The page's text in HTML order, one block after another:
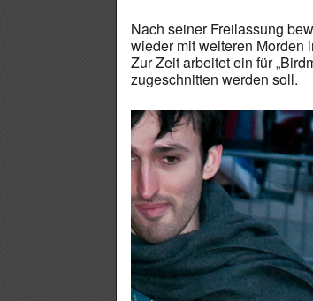
Nach seiner Freilassung
wieder mit weiteren Morden
Zur Zeit arbeitet ein für
zugeschnitten werden soll.